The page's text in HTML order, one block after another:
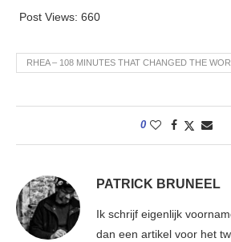
Post Views: 660
RHEA – 108 MINUTES THAT CHANGED THE
0
PATRICK BRUNEEL
Ik schrijf eigenlijk
dan een artikel voor het